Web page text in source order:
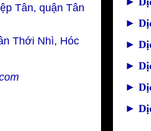
Tân, quận Tân
Thới Nhì, Hóc
►
►
►
►
►